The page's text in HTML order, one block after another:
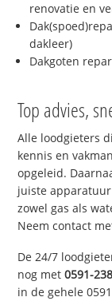
renovatie en
dakleer)
Dakgoten
Top advies,
Alle loodgieters
kennis en
opgeleid.
juiste
zowel gas als
Neem contact
De 24/7
nog met0591-
in de gehele